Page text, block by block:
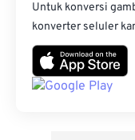
Untuk konversi
konverter seluler